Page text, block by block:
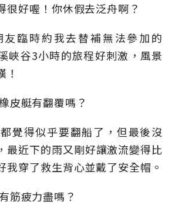
很好喔！你休假去泛舟啊？
臨時約我去替補無法參加的
峽谷3小時的旅程好刺激，風景
皮艇有翻覆嗎？
覺得似乎要翻船了，但最後沒
最近下的雨又剛好讓激流變得比
我穿了救生背心並戴了安全帽。
筋疲力盡嗎？